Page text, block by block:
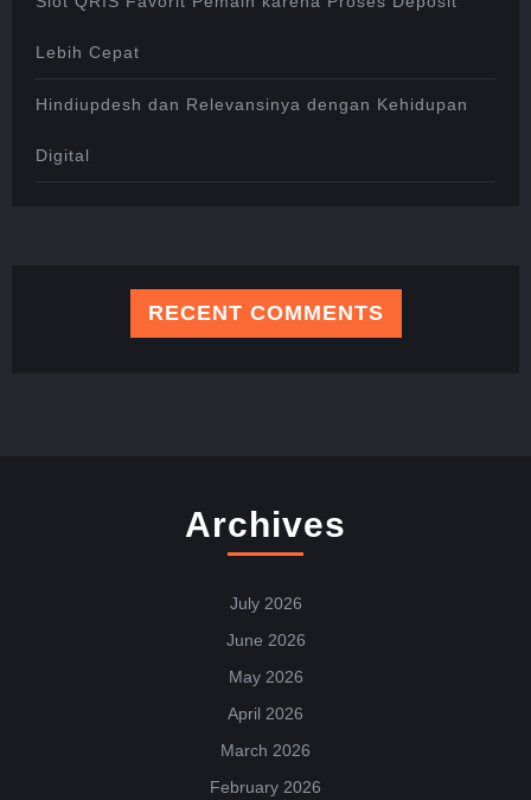
Lebih Cepat
Hindiupdesh dan Relevansinya dengan Kehidupan
Digital
RECENT COMMENTS
Archives
July 2026
June 2026
May 2026
April 2026
March 2026
February 2026